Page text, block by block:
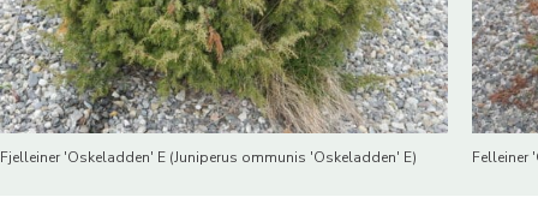
Fjelleiner 'Oskeladden' E (Juniperus ommunis 'Oskeladden' E) Felleiner